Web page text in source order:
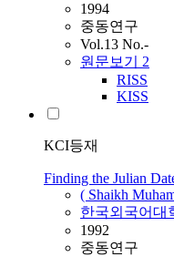
1994
중동연구
Vol.13 No.-
원문보기 2
RISS
KISS
KCI등재
Finding the Julian
( Shaikh
한국외국어대
1992
중동연구